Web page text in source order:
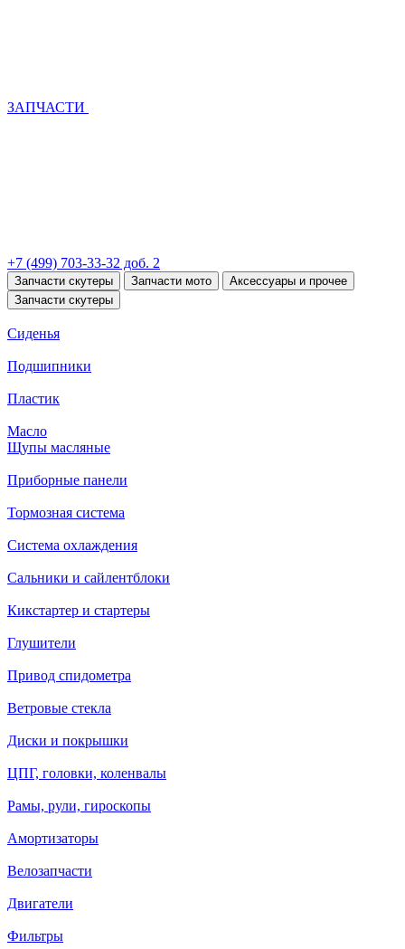
ЗАПЧАСТИ
+7 (499) 703-33-32 доб. 2
Запчасти скутеры Запчасти мото
Аксессуары и прочее
Запчасти скутеры
Сиденья
Подшипники
Пластик
Масло
Щупы масляные
Приборные панели
Тормозная система
Система охлаждения
Сальники и сайлентблоки
Кикстартер и стартеры
Глушители
Привод спидометра
Ветровые стекла
Диски и покрышки
ЦПГ, головки, коленвалы
Рамы, рули, гироскопы
Амортизаторы
Велозапчасти
Двигатели
Фильтры